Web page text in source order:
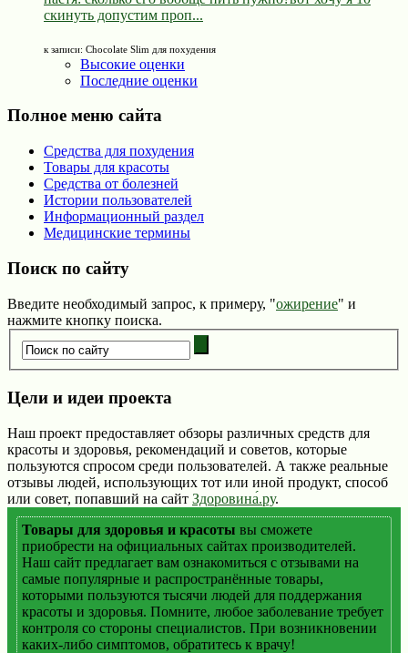
скинуть допустим проп...
к записи: Chocolate Slim для похудения
Высокие оценки
Последние оценки
Полное меню сайта
Средства для похудения
Товары для красоты
Средства от болезней
Истории пользователей
Информационный раздел
Медицинские термины
Поиск по сайту
Введите необходимый запрос, к примеру, "ожирение" и
нажмите кнопку поиска.
Цели и идеи проекта
Наш проект предоставляет обзоры различных средств для
красоты и здоровья, рекомендаций и советов, которые
пользуются спросом среди пользователей. А также реальные
отзывы людей, использующих тот или иной продукт, способ
или совет, попавший на сайт Здоровина́.ру.
Товары для здоровья и красоты вы сможете
приобрести на официальных сайтах производителей.
Наш сайт предлагает вам ознакомиться с отзывами на
самые популярные и распространённые товары,
которыми пользуются тысячи людей для поддержания
красоты и здоровья. Помните, любое заболевание требует
контроля со стороны специалистов. При возникновении
каких-либо симптомов, обратитесь к врачу!